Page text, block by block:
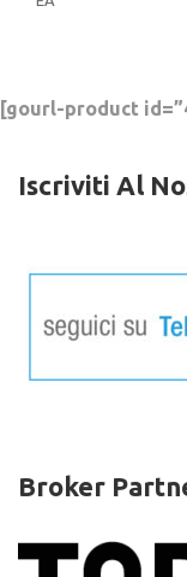
[gourl-product
Iscriviti Al
Broker